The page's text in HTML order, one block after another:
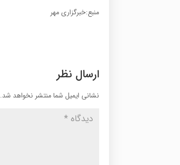
منبع:خبرگزاری مهر
ارسال نظر
نشانی ایمیل شما منتشر نخواهد شد.